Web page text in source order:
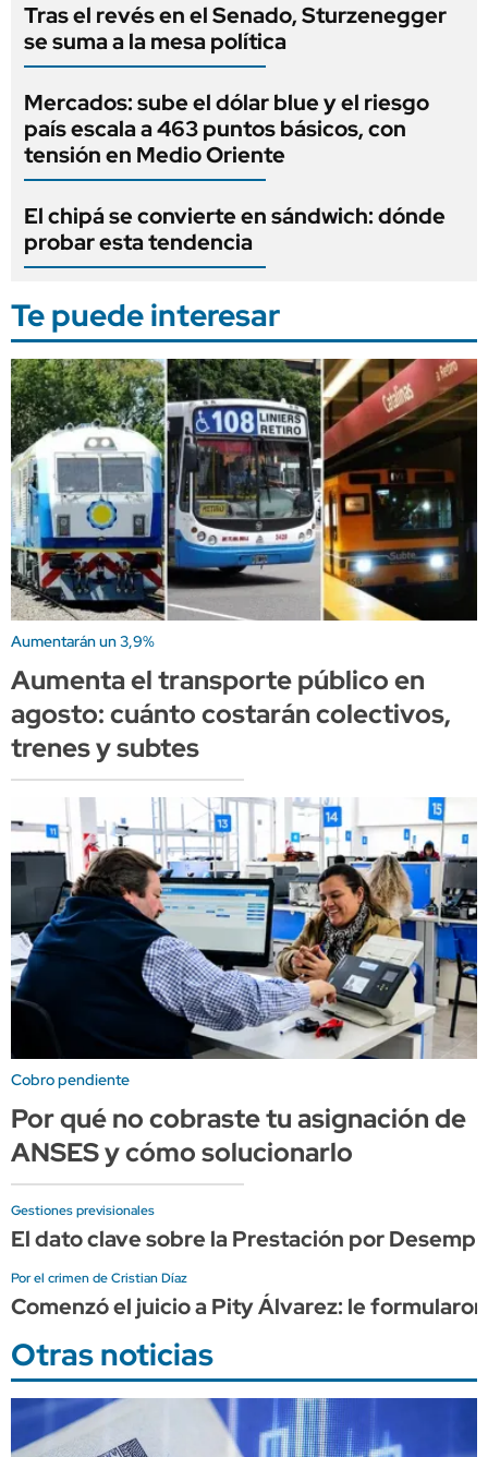
Tras el revés en el Senado, Sturzenegger
se suma a la mesa política
Mercados: sube el dólar blue y el riesgo
país escala a 463 puntos básicos, con
tensión en Medio Oriente
El chipá se convierte en sándwich: dónde
probar esta tendencia
Te puede interesar
Aumentarán un 3,9%
Aumenta el transporte público en
agosto: cuánto costarán colectivos,
trenes y subtes
Cobro pendiente
Por qué no cobraste tu asignación de
ANSES y cómo solucionarlo
Gestiones previsionales
El dato clave sobre la Prestación por
Por el crimen de Cristian Díaz
Comenzó el juicio a Pity Álvarez: le
Otras noticias